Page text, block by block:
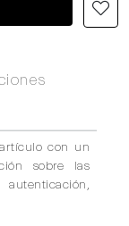
con un
sobre las